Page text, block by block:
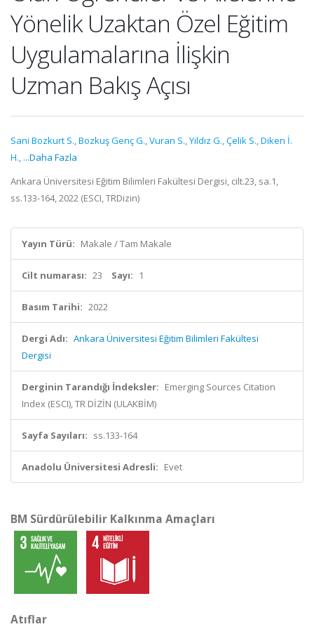
Yönelik Uzaktan Özel Eğitim
Uygulamalarına İlişkin
Uzman Bakış Açısı
Sani Bozkurt S.,Bozkuş Genç G.,Vuran S.,Yıldız G.,Çelik S.,Diken İ.
H., ...Daha Fazla
Ankara Üniversitesi Eğitim Bilimleri Fakültesi Dergisi, cilt.23, sa.1,
ss.133-164, 2022 (ESCI, TRDizin)
Yayın Türü: Makale / Tam Makale
Cilt numarası: 23 Sayı: 1
Basım Tarihi: 2022
Dergi Adı: Ankara Üniversitesi Eğitim Bilimleri Fakültesi
Dergisi
Derginin Tarandığı İndeksler: Emerging Sources Citation
Index (ESCI), TR DİZİN (ULAKBİM)
Sayfa Sayıları: ss.133-164
Anadolu Üniversitesi Adresli: Evet
BM Sürdürülebilir Kalkınma Amaçları
Atıflar